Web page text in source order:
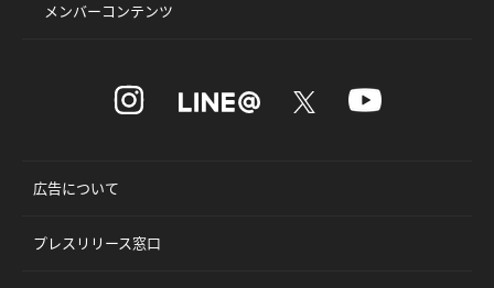
メンバーコンテンツ
広告について
プレスリリース窓口